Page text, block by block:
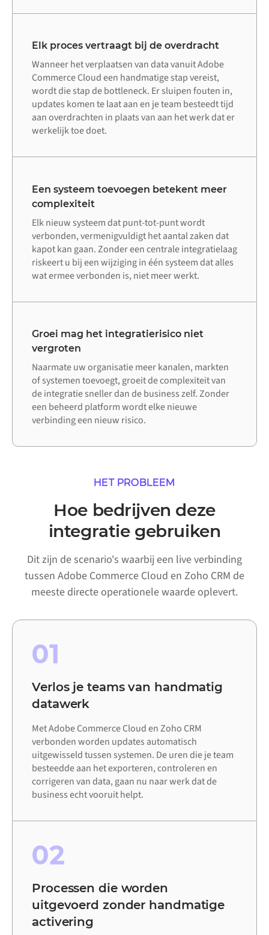
Elk proces vertraagt bij de overdracht
Wanneer het verplaatsen van data vanuit Adobe
Commerce Cloud een handmatige stap vereist,
wordt die stap de bottleneck. Er sluipen fouten in,
updates komen te laat aan en je team besteedt tijd
aan overdrachten in plaats van aan het werk dat er
werkelijk toe doet.
Een systeem toevoegen betekent meer
complexiteit
Elk nieuw systeem dat punt-tot-punt wordt
verbonden, vermenigvuldigt het aantal zaken dat
kapot kan gaan. Zonder een centrale integratielaag
riskeert u bij een wijziging in één systeem dat alles
wat ermee verbonden is, niet meer werkt.
Groei mag het integratierisico niet
vergroten
Naarmate uw organisatie meer kanalen, markten
of systemen toevoegt, groeit de complexiteit van
de integratie sneller dan de business zelf. Zonder
een beheerd platform wordt elke nieuwe
verbinding een nieuw risico.
HET PROBLEEM
Hoe bedrijven deze
integratie gebruiken
Dit zijn de scenario's waarbij een live verbinding
tussen Adobe Commerce Cloud en Zoho CRM de
meeste directe operationele waarde oplevert.
01
Verlos je teams van handmatig
datawerk
Met Adobe Commerce Cloud en Zoho CRM
verbonden worden updates automatisch
uitgewisseld tussen systemen. De uren die je team
besteedde aan het exporteren, controleren en
corrigeren van data, gaan nu naar werk dat de
business echt vooruit helpt.
02
Processen die worden
uitgevoerd zonder handmatige
activering